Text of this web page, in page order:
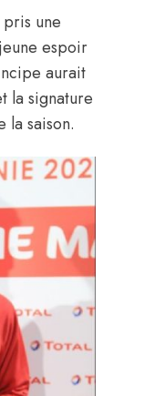
une
espoir
aurait
la signature
saison.